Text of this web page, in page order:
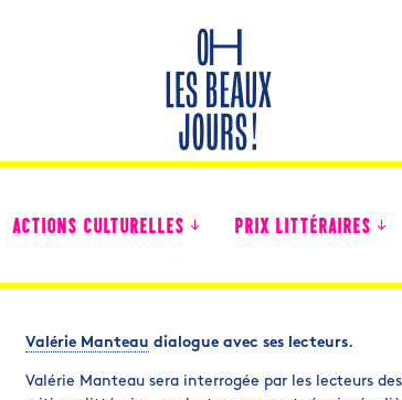
ACTIONS CULTURELLES PRIX LITTÉRAIRES
Valérie Manteau dialogue avec ses lecteurs.
Valérie Manteau sera interrogée par les lecteurs